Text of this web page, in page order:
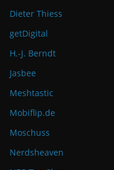
Dieter Thiess
getDigital
H.-J. Berndt
Jasbee
Meshtastic
Mobiflip.de
Moschuss
Nerdsheaven